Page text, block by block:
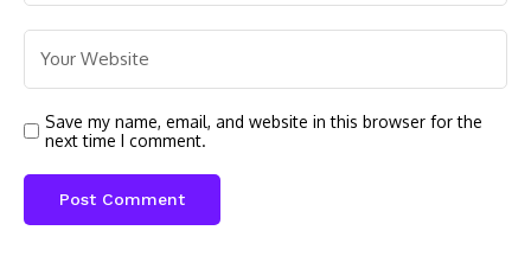
Save my name, email, and website in this browser for the
next time I comment.